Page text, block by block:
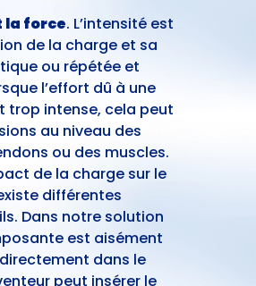
la force. L’intensité est
de la charge et sa
ou répétée et
l’effort dû à une
trop intense, cela peut
au niveau des
ou des muscles.
de la charge sur le
différentes
Dans notre solution
est aisément
dans le
peut insérer le